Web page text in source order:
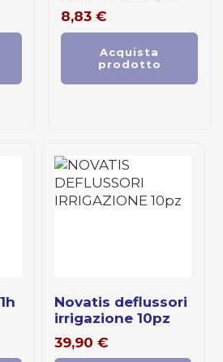
8,83 €
Acquista
prodotto
novatis deflussori
irrigazione 10pz
39,90 €